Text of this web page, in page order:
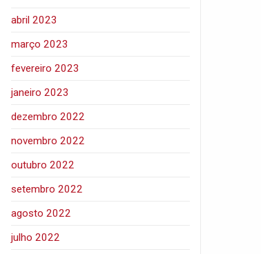
abril 2023
março 2023
fevereiro 2023
janeiro 2023
dezembro 2022
novembro 2022
outubro 2022
setembro 2022
agosto 2022
julho 2022